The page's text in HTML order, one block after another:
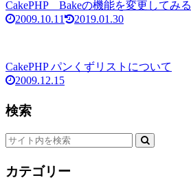
CakePHP Bakeの機能を変更してみる
2009.10.11
2019.01.30
CakePHP パンくずリストについて
2009.12.15
検索
カテゴリー